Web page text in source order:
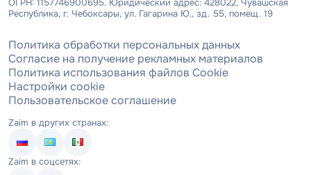
Республика, г. Чебоксары, ул. Гагарина Ю., зд. 55, помещ. 19
Политика обработки персональных данных
Согласие на получение рекламных материалов
Политика использования файлов Cookie
Настройки cookie
Пользовательское соглашение
Zaim в других странах:
Zaim в соцсетях: